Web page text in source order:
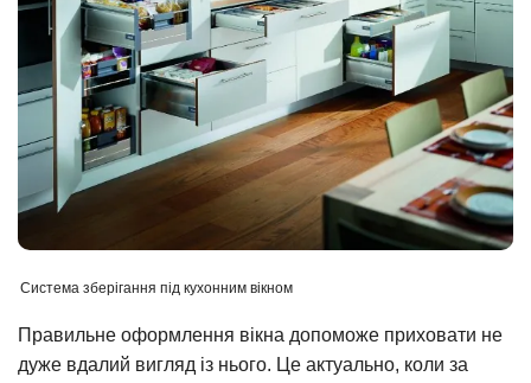
Система зберігання під кухонним вікном
Правильне оформлення вікна допоможе приховати не
дуже вдалий вигляд із нього. Це актуально, коли за